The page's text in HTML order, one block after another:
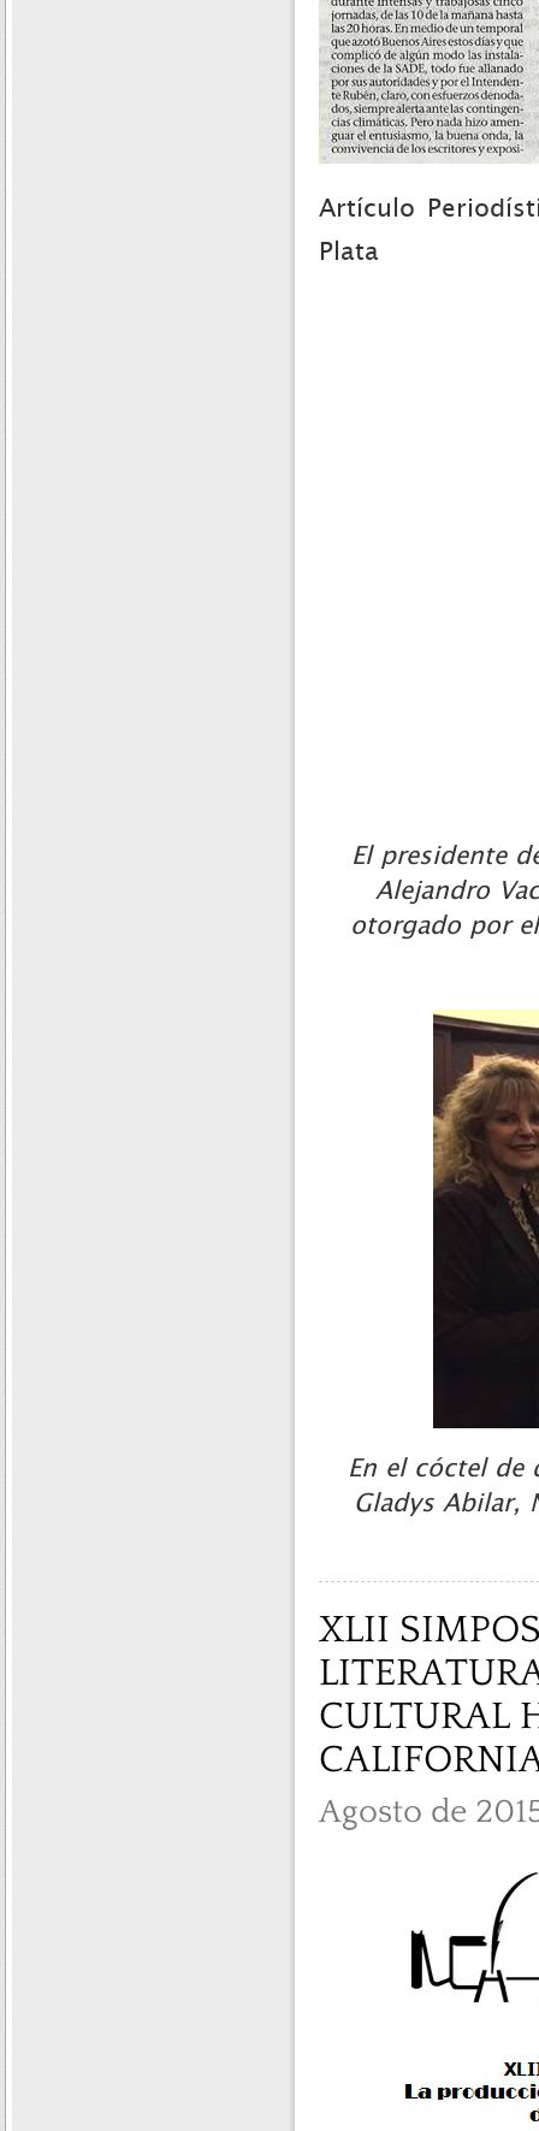
Artículo
Plata
El presidente
Alejandro
otorgado por
En el cóctel de
Gladys Abilar,
XLII
CULTURAL
Agosto de